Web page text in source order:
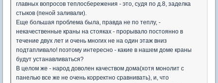
главных вопросов теплосбережения - это, судя по д.8, заделка
стыков (пеной заливали).
Еще большая проблема была, правда не по теплу, -
некачественные краны на стояках - прорывало постоянно в
течение двух лет и очень многих не на один этаж вниз
подтапливало! поэтому интересно - какие в нашем доме краны
будут устанавливаться?
В целом же - народ доволен качеством дома(хотя монолит с
панелью все же не очень корректно сравнивать), и, что